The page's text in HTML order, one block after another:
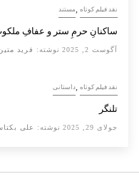
مستند, نقد فیلم کوتاه
ساکنانِ حرمِ ستر و عفافِ
نوشته: فرید آگوست 2, 2025
داستانی, نقد فیلم کوتاه
تلنگر
نوشته: علی جولای 29, 2025